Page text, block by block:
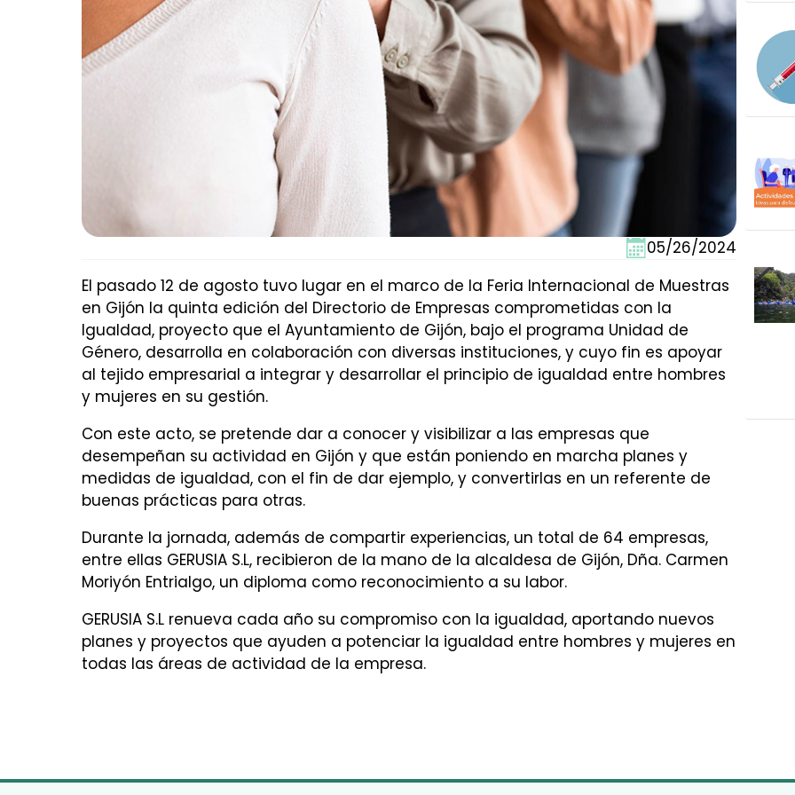
05/26/2024
El pasado 12 de agosto tuvo lugar en el marco de la Feria Internacional de Muestras
en Gijón la quinta edición del Directorio de Empresas comprometidas con la
Igualdad, proyecto que el Ayuntamiento de Gijón, bajo el programa Unidad de
Género, desarrolla en colaboración con diversas instituciones, y cuyo fin es apoyar
al tejido empresarial a integrar y desarrollar el principio de igualdad entre hombres
y mujeres en su gestión.
Con este acto, se pretende dar a conocer y visibilizar a las empresas que
desempeñan su actividad en Gijón y que están poniendo en marcha planes y
medidas de igualdad, con el fin de dar ejemplo, y convertirlas en un referente de
buenas prácticas para otras.
Durante la jornada, además de compartir experiencias, un total de 64 empresas,
entre ellas GERUSIA S.L, recibieron de la mano de la alcaldesa de Gijón, Dña. Carmen
Moriyón Entrialgo, un diploma como reconocimiento a su labor.
GERUSIA S.L renueva cada año su compromiso con la igualdad, aportando nuevos
planes y proyectos que ayuden a potenciar la igualdad entre hombres y mujeres en
todas las áreas de actividad de la empresa.